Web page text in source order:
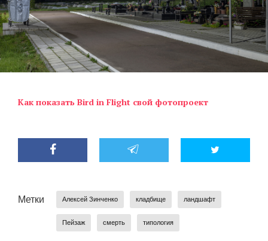
Как показать Bird in Flight свой фотопроект
Метки Алексей Зинченко кладбище ландшафт
Пейзаж смерть типология